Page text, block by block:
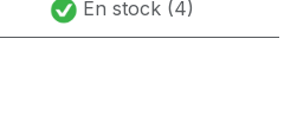
En stock (4)